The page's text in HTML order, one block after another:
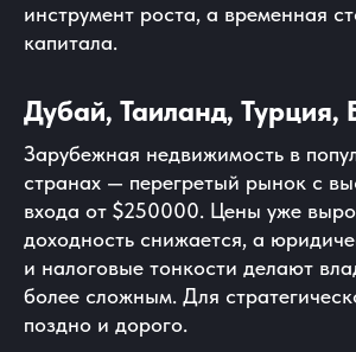
инструмент роста, а временная
капитала.
Дубай, Таиланд, Турция,
Зарубежная недвижимость в
странах — перегретый рынок с
входа от $250000. Цены уже
доходность снижается, а
и налоговые тонкости делают
более сложным. Для
поздно и дорого.